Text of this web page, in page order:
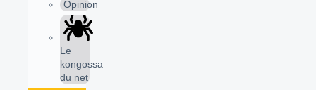
Opinion
Le
kongossa
du net